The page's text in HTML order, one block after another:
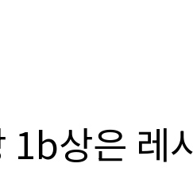
1b상은 레